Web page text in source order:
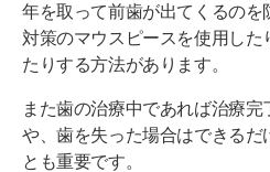
年を取って前歯が出てくるのを
対策のマウスピースを使用し
たりする方法があります。
また歯の治療中であれば治療完
や、歯を失った場合はできるだ
とも重要です。